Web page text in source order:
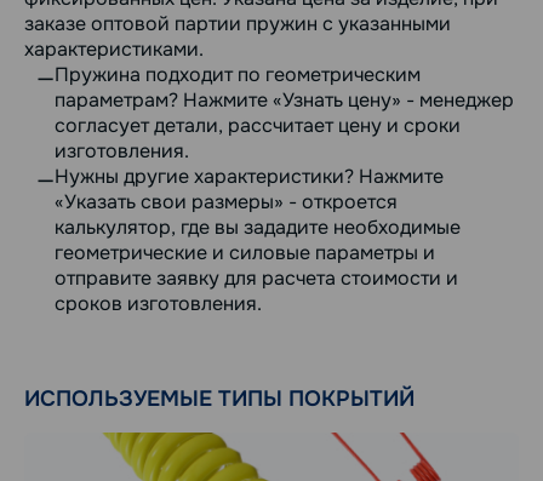
заказе оптовой партии пружин с указанными
характеристиками.
Пружина подходит по геометрическим
параметрам? Нажмите «Узнать цену» - менеджер
согласует детали, рассчитает цену и сроки
изготовления.
Нужны другие характеристики? Нажмите
«Указать свои размеры» - откроется
калькулятор, где вы зададите необходимые
геометрические и силовые параметры и
отправите заявку для расчета стоимости и
сроков изготовления.
ИСПОЛЬЗУЕМЫЕ ТИПЫ ПОКРЫТИЙ